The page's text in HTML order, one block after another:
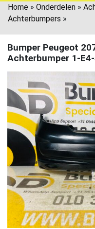
Home » Onderdelen »
Achterbumpers »
Bumper Peugeot
Achterbumper 1-